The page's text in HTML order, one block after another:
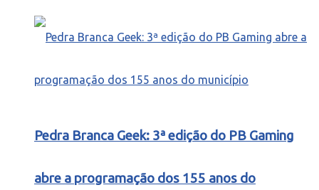
Pedra Branca Geek: 3ª edição do PB Gaming
abre a programação dos 155 anos do